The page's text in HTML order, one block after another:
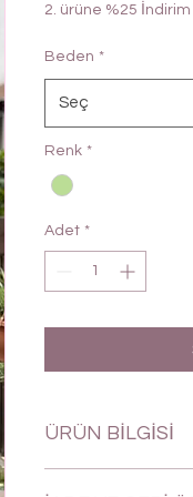
2. ürüne %25 İndirim
Beden *
Seç
Renk *
Adet *
ÜRÜN BİLGİSİ